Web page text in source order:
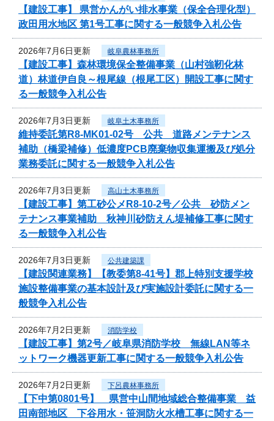
【建設工事】 県営かんがい排水事業（保全合理化型）
政田用水地区 第1号工事に関する一般競争入札公告
2026年7月6日更新 岐阜農林事務所
【建設工事】森林環境保全整備事業（山村強靭化林
道）林道伊自良～根尾線（根尾工区）開設工事に関す
る一般競争入札公告
2026年7月3日更新 岐阜土木事務所
維持委託第R8-MK01-02号 公共 道路メンテナンス
補助（橋梁補修）低濃度PCB廃棄物収集運搬及び処分
業務委託に関する一般競争入札公告
2026年7月3日更新 高山土木事務所
【建設工事】第工砂公メR8-10-2号／公共 砂防メン
テナンス事業補助 秋神川砂防えん堤補修工事に関す
る一般競争入札公告
2026年7月3日更新 公共建築課
【建設関連業務】【教委第8-41号】郡上特別支援学校
施設整備事業の基本設計及び実施設計委託に関する一
般競争入札公告
2026年7月2日更新 消防学校
【建設工事】第2号／岐阜県消防学校 無線LAN等ネ
ットワーク機器更新工事に関する一般競争入札公告
2026年7月2日更新 下呂農林事務所
【下中第0801号】 県営中山間地域総合整備事業 益
田南部地区 下谷用水・笹洞防火水槽工事に関する一